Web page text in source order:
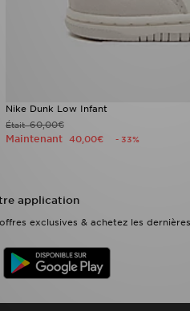
Nike Dunk Low Infant
Était60,00€
Maintenant 40,00€ - 33%
application
exclusives & achetez les